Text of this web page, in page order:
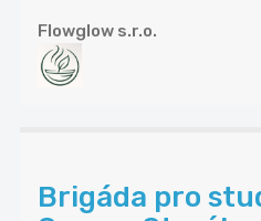
Flowglow s.r.o.
Brigáda pro